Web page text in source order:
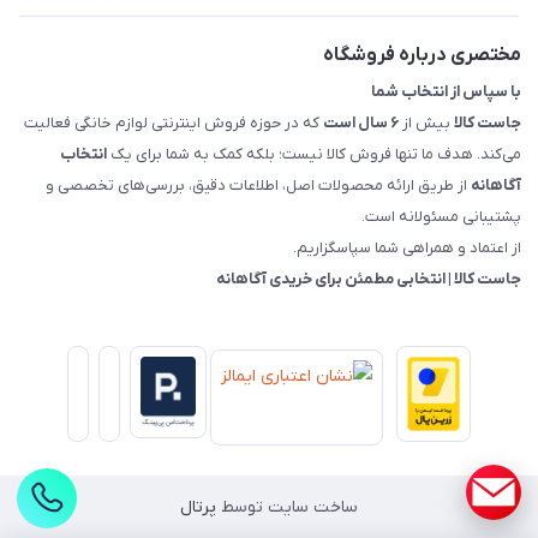
مختصری درباره فروشگاه
با سپاس از انتخاب شما
جاست کالا بیش از ۶ سال است
که در حوزه فروش اینترنتی لوازم خانگی فعالیت
می‌کند. هدف ما تنها فروش کالا نیست؛ بلکه کمک به شما برای یک انتخاب
آگاهانه از طریق ارائه محصولات اصل، اطلاعات دقیق، بررسی‌های تخصصی و
پشتیبانی مسئولانه است.
از اعتماد و همراهی شما سپاسگزاریم.
جاست کالا | انتخابی مطمئن برای خریدی آگاهانه
ساخت سایت توسط پرتال